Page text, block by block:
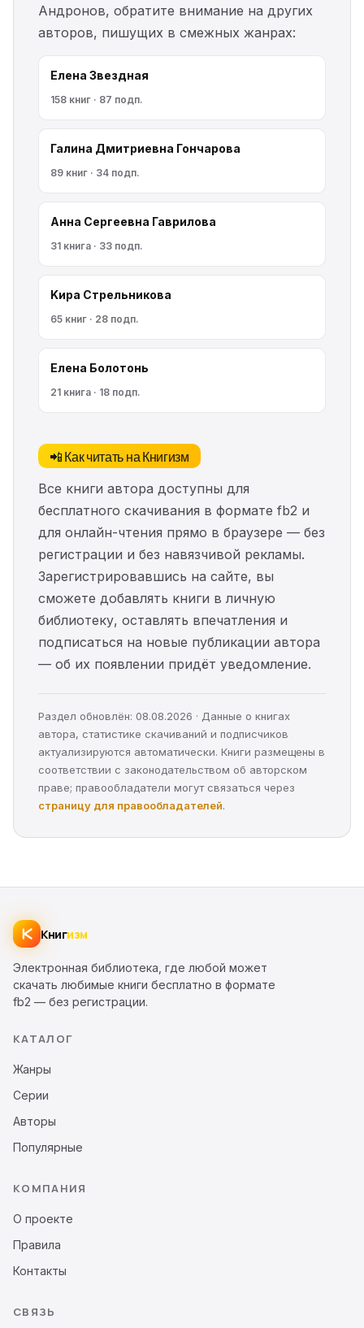
Андронов, обратите внимание на других
авторов, пишущих в смежных жанрах:
Елена Звездная
158 книг · 87 подп.
Галина Дмитриевна Гончарова
89 книг · 34 подп.
Анна Сергеевна Гаврилова
31 книга · 33 подп.
Kирa Cтрeльникoва
65 книг · 28 подп.
Елена Болотонь
21 книга · 18 подп.
📲 Как читать на Книгизм
Все книги автора доступны для
бесплатного скачивания в формате fb2 и
для онлайн-чтения прямо в браузере — без
регистрации и без навязчивой рекламы.
Зарегистрировавшись на сайте, вы
сможете добавлять книги в личную
библиотеку, оставлять впечатления и
подписаться на новые публикации автора
— об их появлении придёт уведомление.
Раздел обновлён: 08.08.2026 · Данные о книгах
автора, статистике скачиваний и подписчиков
актуализируются автоматически. Книги размещены в
соответствии с законодательством об авторском
праве; правообладатели могут связаться через
страницу для правообладателей.
Книгизм
Электронная библиотека, где любой может
скачать любимые книги бесплатно в формате
fb2 — без регистрации.
КАТАЛОГ
Жанры
Серии
Авторы
Популярные
КОМПАНИЯ
О проекте
Правила
Контакты
СВЯЗЬ